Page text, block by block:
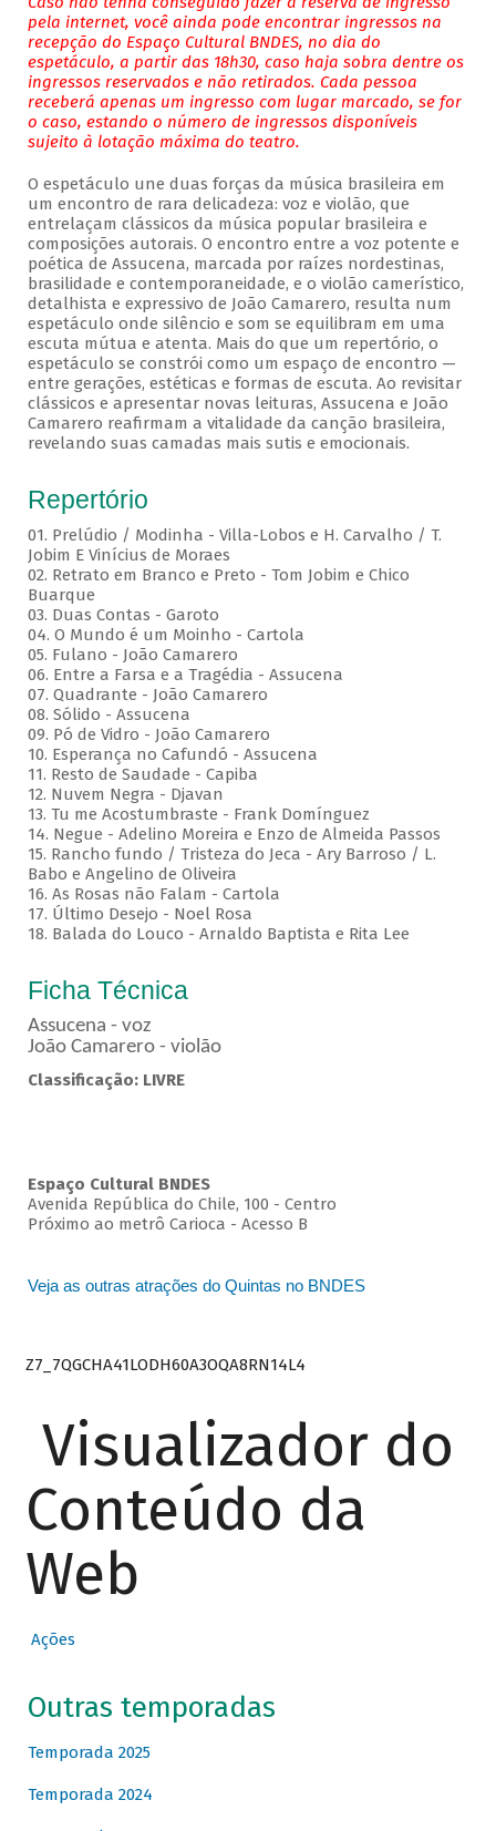
pela internet, você ainda pode encontrar ingressos na
recepção do Espaço Cultural BNDES, no dia do
espetáculo, a partir das 18h30, caso haja sobra dentre os
ingressos reservados e não retirados. Cada pessoa
receberá apenas um ingresso com lugar marcado, se for
o caso, estando o número de ingressos disponíveis
sujeito à lotação máxima do teatro.
O espetáculo une duas forças da música brasileira em
um encontro de rara delicadeza: voz e violão, que
entrelaçam clássicos da música popular brasileira e
composições autorais. O encontro entre a voz potente e
poética de Assucena, marcada por raízes nordestinas,
brasilidade e contemporaneidade, e o violão camerístico,
detalhista e expressivo de João Camarero, resulta num
espetáculo onde silêncio e som se equilibram em uma
escuta mútua e atenta. Mais do que um repertório, o
espetáculo se constrói como um espaço de encontro —
entre gerações, estéticas e formas de escuta. Ao revisitar
clássicos e apresentar novas leituras, Assucena e João
Camarero reafirmam a vitalidade da canção brasileira,
revelando suas camadas mais sutis e emocionais.
Repertório
01. Prelúdio / Modinha - Villa-Lobos e H. Carvalho / T.
Jobim E Vinícius de Moraes
02. Retrato em Branco e Preto - Tom Jobim e Chico
Buarque
03. Duas Contas - Garoto
04. O Mundo é um Moinho - Cartola
05. Fulano - João Camarero
06. Entre a Farsa e a Tragédia - Assucena
07. Quadrante - João Camarero
08. Sólido - Assucena
09. Pó de Vidro - João Camarero
10. Esperança no Cafundó - Assucena
11. Resto de Saudade - Capiba
12. Nuvem Negra - Djavan
13. Tu me Acostumbraste - Frank Domínguez
14. Negue - Adelino Moreira e Enzo de Almeida Passos
15. Rancho fundo / Tristeza do Jeca - Ary Barroso / L.
Babo e Angelino de Oliveira
16. As Rosas não Falam - Cartola
17. Último Desejo - Noel Rosa
18. Balada do Louco - Arnaldo Baptista e Rita Lee
Ficha Técnica
Assucena - voz
João Camarero - violão
Classificação: LIVRE
Espaço Cultural BNDES
Avenida República do Chile, 100 - Centro
Próximo ao metrô Carioca - Acesso B
Veja as outras atrações do Quintas no BNDES
Z7_7QGCHA41LODH60A3OQA8RN14L4
Visualizador do
Conteúdo da
Web
Ações
Outras temporadas
Temporada 2025
Temporada 2024